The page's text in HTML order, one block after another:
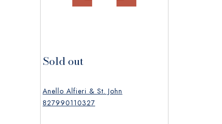
Sold out
Anello Alfieri & St. John
827990110327